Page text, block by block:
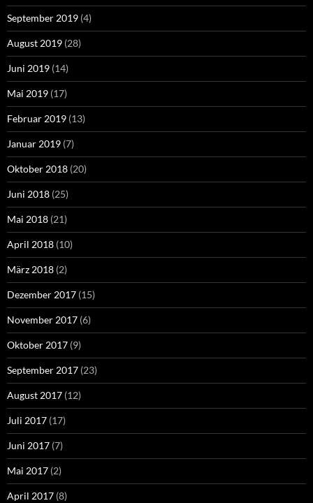
September 2019 (4)
August 2019 (28)
Juni 2019 (14)
Mai 2019 (17)
Februar 2019 (13)
Januar 2019 (7)
Oktober 2018 (20)
Juni 2018 (25)
Mai 2018 (21)
April 2018 (10)
März 2018 (2)
Dezember 2017 (15)
November 2017 (6)
Oktober 2017 (9)
September 2017 (23)
August 2017 (12)
Juli 2017 (17)
Juni 2017 (7)
Mai 2017 (2)
April 2017 (8)